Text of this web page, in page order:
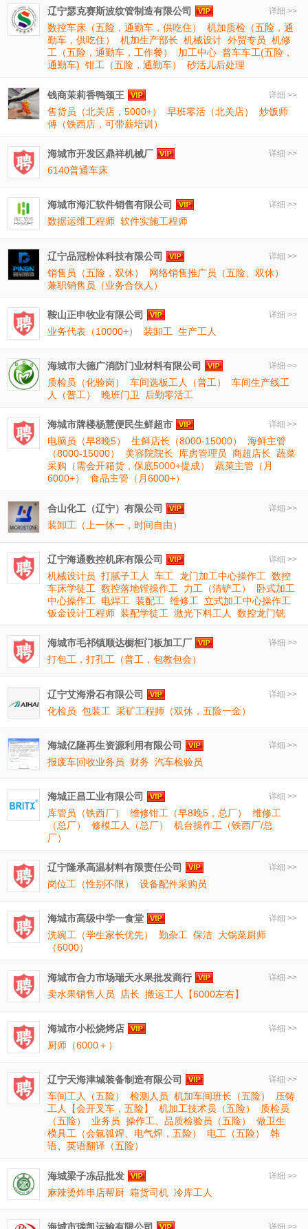
详细 >>
辽宁瑟克赛斯波纹管制造有限公司
数控车床（五险，通勤车，供吃住）
机加质检（五险，通
勤车，供吃住）
机加生产部长 机械设计 外贸专员 机修
工（五险，通勤车，工作餐）
加工中心 普车车工(五险，
通勤车) 钳工（五险，通勤车） 砂活儿后处理
详细 >>
钱商茉莉香鸭颈王
售货员（北关店，5000+）
早班零活（北关店）
炒饭师
傅（铁西店，可带薪培训）
详细 >>
海城市开发区鼎祥机械厂
6140普通车床
详细 >>
海城市海汇软件销售有限公司
数据运维工程师 软件实施工程师
详细 >>
辽宁品冠粉体科技有限公司
销售员（五险，双休）
网络销售推广员（五险、双休）
兼职销售员（业务合伙人）
详细 >>
鞍山正申牧业有限公司
业务代表（10000+）
装卸工 生产工人
详细 >>
海城市大德广消防门业材料有限公司
质检员（化验岗）
车间选板工人（普工）
车间生产线工
人（普工）
晚班门卫 后勤零活工
详细 >>
海城市牌楼杨慧便民生鲜超市
电脑员（早8晚5）
生鲜店长（8000-15000）
海鲜主管
（8000-15000）
美容院院长 库房管理员 商超店长 蔬菜
采购（需会开箱货，保底5000+提成）
蔬菜主管（月
6000+）
食品主管（月6000+）
详细 >>
合山化工（辽宁）有限公司
装卸工（上一休一，时间自由）
详细 >>
辽宁海通数控机床有限公司
机械设计员 打腻子工人 车工 龙门加工中心操作工 数控
车床学徒工 数控落地镗操作工 力工（清铲工）
卧式加工
中心操作工
电焊工 装配工 维修工
立式加工中心操作工
钣金设计工程师 装配学徒工 激光下料工人 数控龙门铣
详细 >>
海城市毛祁镇顺达橱柜门板加工厂
打包工，打孔工（普工，包教包会）
详细 >>
辽宁艾海滑石有限公司
化检员 包装工 采矿工程师（双休，五险一金）
详细 >>
海城亿隆再生资源利用有限公司
报废车回收业务员
财务 汽车检验员
详细 >>
海城正昌工业有限公司
库管员（铁西厂）
维修钳工（早8晚5，总厂）
维修工
（总厂）
修模工人（总厂）
机台操作工（铁西厂/总
厂）
详细 >>
辽宁隆承高温材料有限责任公司
岗位工（性别不限）
设备配件采购员
详细 >>
海城市高级中学一食堂
洗碗工（学生家长优先）
勤杂工 保洁 大锅菜厨师
（6000）
详细 >>
海城市合力市场瑞天水果批发商行
卖水果销售人员
店长 搬运工人【6000左右】
详细 >>
海城市小松烧烤店
厨师（6000＋）
详细 >>
辽宁天海津城装备制造有限公司
车间工人（五险）
检测人员 机加车间班长（五险）
压铸
工人【会开叉车，五险】
机加工技术员（五险）
质检员
（五险）
业务员 操作工、品质检验员（五险）
做卫生
模具工（会氩弧焊、电气焊，五险）
电工（五险）
韩
语、英语翻译（五险）
详细 >>
海城梁子冻品批发
麻辣烫炸串店帮厨 箱货司机 冷库工人
详细 >>
海城市瑞凯运输有限公司